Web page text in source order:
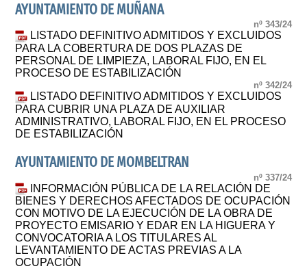
AYUNTAMIENTO DE MUÑANA
nº 343/24
LISTADO DEFINITIVO ADMITIDOS Y EXCLUIDOS
PARA LA COBERTURA DE DOS PLAZAS DE
PERSONAL DE LIMPIEZA, LABORAL FIJO, EN EL
PROCESO DE ESTABILIZACIÓN
nº 342/24
LISTADO DEFINITIVO ADMITIDOS Y EXCLUIDOS
PARA CUBRIR UNA PLAZA DE AUXILIAR
ADMINISTRATIVO, LABORAL FIJO, EN EL PROCESO
DE ESTABILIZACIÓN
AYUNTAMIENTO DE MOMBELTRAN
nº 337/24
INFORMACIÓN PÚBLICA DE LA RELACIÓN DE
BIENES Y DERECHOS AFECTADOS DE OCUPACIÓN
CON MOTIVO DE LA EJECUCIÓN DE LA OBRA DE
PROYECTO EMISARIO Y EDAR EN LA HIGUERA Y
CONVOCATORIA A LOS TITULARES AL
LEVANTAMIENTO DE ACTAS PREVIAS A LA
OCUPACIÓN